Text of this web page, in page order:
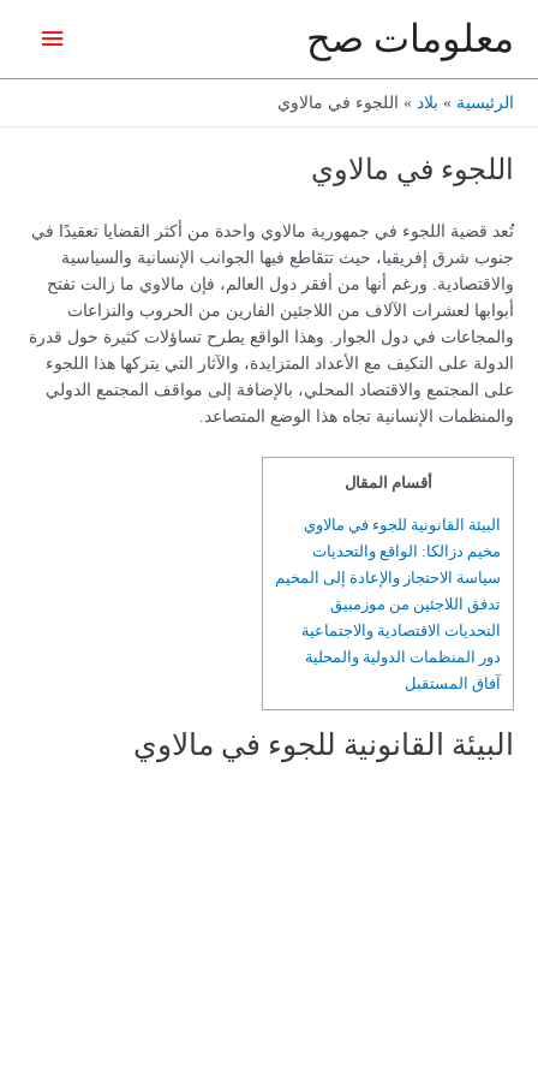
معلومات صح
الرئيسية بلاد اللجوء في مالاوي
اللجوء في مالاوي
تُعد قضية اللجوء في جمهورية مالاوي واحدة من أكثر القضايا تعقيدًا في
جنوب شرق إفريقيا، حيث تتقاطع فيها الجوانب الإنسانية والسياسية
والاقتصادية. ورغم أنها من أفقر دول العالم، فإن مالاوي ما زالت تفتح
أبوابها لعشرات الآلاف من اللاجئين الفارين من الحروب والنزاعات
والمجاعات في دول الجوار. وهذا الواقع يطرح تساؤلات كثيرة حول قدرة
الدولة على التكيف مع الأعداد المتزايدة، والآثار التي يتركها هذا اللجوء
على المجتمع والاقتصاد المحلي، بالإضافة إلى مواقف المجتمع الدولي
والمنظمات الإنسانية تجاه هذا الوضع المتصاعد.
أقسام المقال
البيئة القانونية للجوء في مالاوي
مخيم دزالكا: الواقع والتحديات
سياسة الاحتجاز والإعادة إلى المخيم
تدفق اللاجئين من موزمبيق
التحديات الاقتصادية والاجتماعية
دور المنظمات الدولية والمحلية
آفاق المستقبل
البيئة القانونية للجوء في مالاوي